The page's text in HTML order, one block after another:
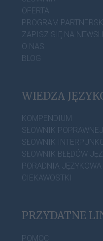
OFERTA
PROGRAM
ZAPISZ SIĘ NA
O NAS
BLOG
WIEDZA
KOMPENDIUM
SŁOWNIK
SŁOWNIK
SŁOWNIK BŁĘDÓW
PORADNIA JĘZYKOWA
CIEKAWOSTKI
PRZYDATNE
POMOC